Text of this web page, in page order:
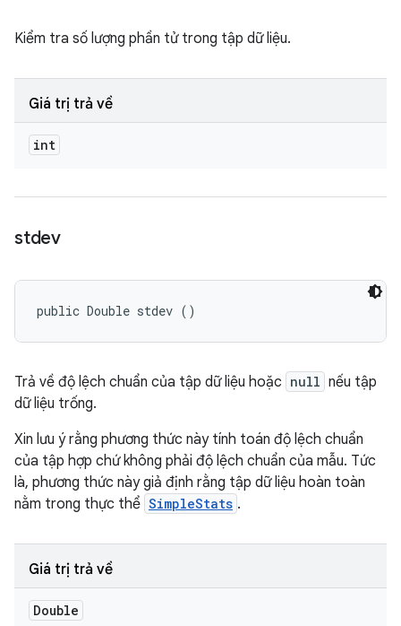
Kiểm tra số lượng phần tử trong tập dữ liệu.
Giá trị trả về
int
stdev
public Double stdev ()
Trả về độ lệch chuẩn của tập dữ liệu hoặc null nếu tập
dữ liệu trống.
Xin lưu ý rằng phương thức này tính toán độ lệch chuẩn
của tập hợp chứ không phải độ lệch chuẩn của mẫu. Tức
là, phương thức này giả định rằng tập dữ liệu hoàn toàn
nằm trong thực thể SimpleStats .
Giá trị trả về
Double